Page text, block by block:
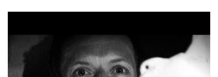
Hai bisogno di aiuto?